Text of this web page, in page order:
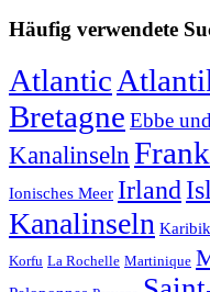
Häufig verwendete
Atlantic
Bretagne Ebbe
Kanalinseln
Ionisches Meer Irland
Kanalinseln Karibik
Korfu La Rochelle Martinique